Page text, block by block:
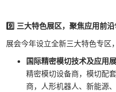
9️⃣ 三大特色展区，聚焦应用前
展会今年设立全新三大特色专区
国际精密模切技术及应用展
精密模切设备商，模切配
商，人形机器人、新能源